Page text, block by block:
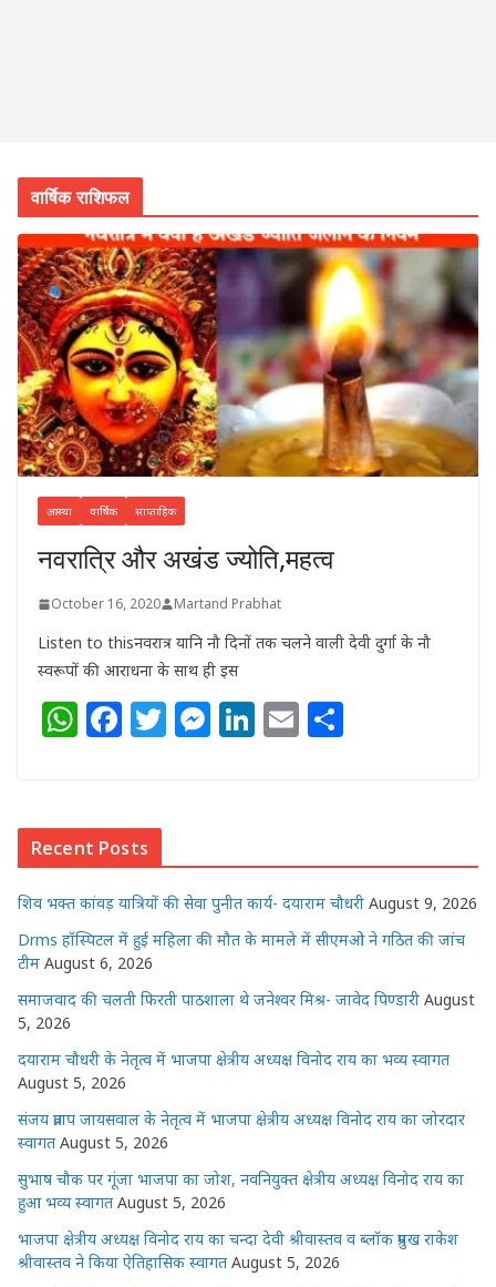
वार्षिक राशिफल
आस्था वार्षिक साप्ताहिक
नवरात्रि और अखंड ज्योति,महत्व
October 16, 2020 Martand Prabhat
Listen to thisनवरात्र यानि नौ दिनों तक चलने वाली देवी दुर्गा के नौ
स्वरूपों की आराधना के साथ ही इस
W
s
A
p
p
F
e
b
o
o
k
T
r
M
n
g
e
Li
dI
n
E
Recent Posts
शिव भक्त कांवड़ यात्रियों की सेवा पुनीत कार्य- दयाराम चौधरी August 9, 2026
Drms हॉस्पिटल में हुई महिला की मौत के मामले में सीएमओ ने गठित की जांच
टीम August 6, 2026
समाजवाद की चलती फिरती पाठशाला थे जनेश्वर मिश्र- जावेद पिण्डारी August
5, 2026
दयाराम चौधरी के नेतृत्व में भाजपा क्षेत्रीय अध्यक्ष विनोद राय का भव्य स्वागत
August 5, 2026
संजय प्रताप जायसवाल के नेतृत्व में भाजपा क्षेत्रीय अध्यक्ष विनोद राय का जोरदार
स्वागत August 5, 2026
सुभाष चौक पर गूंजा भाजपा का जोश, नवनियुक्त क्षेत्रीय अध्यक्ष विनोद राय का
हुआ भव्य स्वागत August 5, 2026
भाजपा क्षेत्रीय अध्यक्ष विनोद राय का चन्दा देवी श्रीवास्तव व ब्लॉक प्रमुख राकेश
श्रीवास्तव ने किया ऐतिहासिक स्वागत August 5, 2026